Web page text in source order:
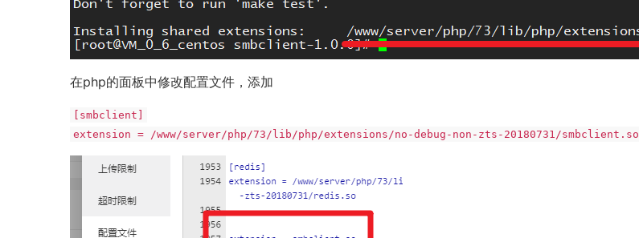
在php的面板中修改配置文件，添加
[smbclient]
extension = /www/server/php/73/lib/php/extensions/no-debug-non-zts-20180731/smbclient.so